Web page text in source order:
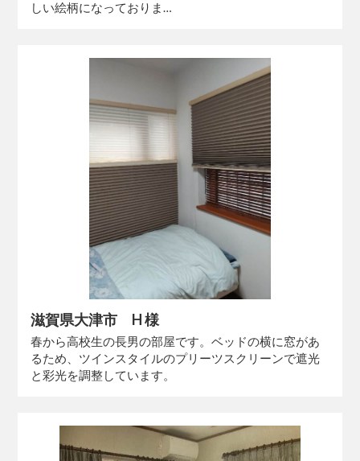
しい絵柄になっておりま…
滋賀県大津市 H 様
春から高校生の長男の部屋です。ベッドの横に窓があ
るため、ツインスタイルのプリーツスクリーンで遮光
と彩光を調整しています。